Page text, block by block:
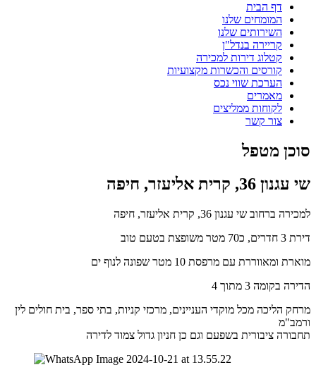
דף הבית
המומחים שלנו
השירותים שלנו
קריירה בנדל"ן
קטלוג דירות למכירה
קורסים והכשרות מקצועיות
הערכת שווי נכס
מאמרים
לקוחות ממליצים
צור קשר
סוכן מטפל
שי עגנון 36, קרית אליעזר, חיפה
למכירה ברחוב שי עגנון 36, קרית אליעזר, חיפה
דירת 3 חדרים, כ70 מטר משופצת בטעם טוב
מוארת ומאווררת עם מרפסת 10 מטר שפונה לנוף ים
הדירה בקומה 3 מתוך 4
מרחק הליכה מכל מוקדי העניינים, מרכזי קניות, בתי ספר, בית חולים לין
ורמב"מ
תחבורה ציבורית בשפעם וגם כן חניון גדול צמוד לדירה